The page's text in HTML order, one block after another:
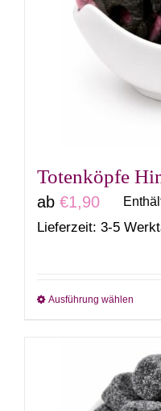
Die
auf
der
Totenköpfe
ab €1,90
Lieferzeit: 3-5
Ausführung wählen